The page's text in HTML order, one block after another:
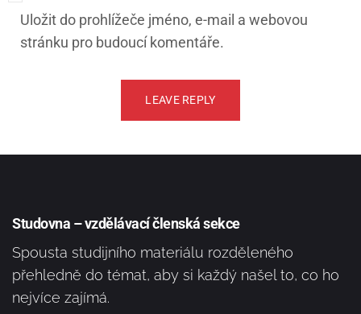
Uložit do prohlížeče jméno, e-mail a webovou
stránku pro budoucí komentáře.
Studovna – vzdělávací členská sekce
Spousta studijního materiálu rozděleného
přehledně do témat, aby si každý našel to, co ho
nejvíce zajímá.